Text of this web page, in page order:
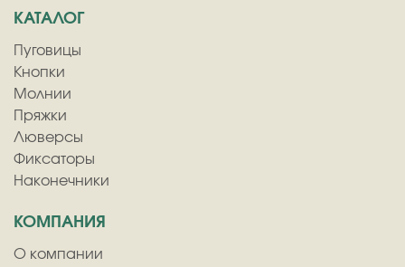
КАТАЛОГ
Пуговицы
Кнопки
Молнии
Пряжки
Люверсы
Фиксаторы
Наконечники
КОМПАНИЯ
О компании